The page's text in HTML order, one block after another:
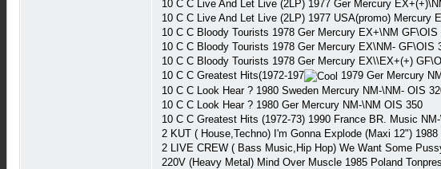
10 C C Live And Let Live (2LP) 1977 Ger Mercury
10 C C Live And Let Live (2LP) 1977 USA(promo) Mercury
10 C C Bloody Tourists 1978 Ger Mercury EX+\NM GF\OIS
10 C C Bloody Tourists 1978 Ger Mercury EX\NM- GF\OIS
10 C C Bloody Tourists 1978 Ger Mercury EX\\EX+(+)
10 C C Greatest Hits(1972-197
1979 Ger Mercury
10 C C Look Hear ? 1980 Sweden Mercury NM-\NM- OIS
10 C C Look Hear ? 1980 Ger Mercury NM-\NM OIS 350
10 C C Greatest Hits (1972-73) 1990 France BR. Music
2 KUT ( House,Techno) I'm Gonna Explode (Maxi 12")
2 LIVE CREW ( Bass Music,Hip Hop) We Want Some
220V (Heavy Metal) Mind Over Muscle 1985 Poland